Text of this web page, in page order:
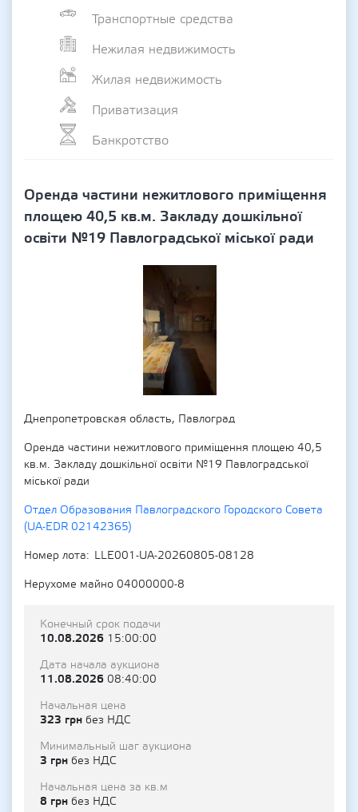
Транспортные средства
Нежилая недвижимость
Жилая недвижимость
Приватизация
Банкротство
Оренда частини нежитлового приміщення
площею 40,5 кв.м. Закладу дошкільної
освіти №19 Павлоградської міської ради
Днепропетровская область, Павлоград
Оренда частини нежитлового приміщення площею 40,5
кв.м. Закладу дошкільної освіти №19 Павлоградської
міської ради
Отдел Образования Павлоградского Городского Совета
(UA-EDR 02142365)
Номер лота
LLE001-UA-20260805-08128
Нерухоме майно 04000000-8
Конечный срок подачи
10.08.2026 15:00:00
Дата начала аукциона
11.08.2026 08:40:00
Начальная цена
323 грн без НДС
Минимальный шаг аукциона
3 грн без НДС
Начальная цена за кв.м
8 грн без НДС